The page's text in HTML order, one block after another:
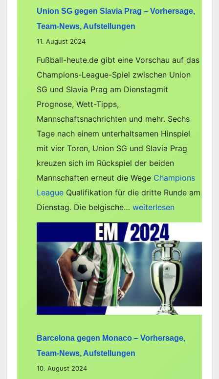
Union SG gegen Slavia Prag – Vorhersage,
Team-News, Aufstellungen
11. August 2024
Fußball-heute.de gibt eine Vorschau auf das
Champions-League-Spiel zwischen Union
SG und Slavia Prag am Dienstagmit
Prognose, Wett-Tipps,
Mannschaftsnachrichten und mehr. Sechs
Tage nach einem unterhaltsamen Hinspiel
mit vier Toren, Union SG und Slavia Prag
kreuzen sich im Rückspiel der beiden
Mannschaften erneut die Wege Champions
League Qualifikation für die dritte Runde am
Dienstag. Die belgische… Union
SG
gegen
Slavia
Prag
–
Vorhersage,
Team-
Aufstellungen
weiterlesen
Barcelona gegen Monaco – Vorhersage,
Team-News, Aufstellungen
10. August 2024